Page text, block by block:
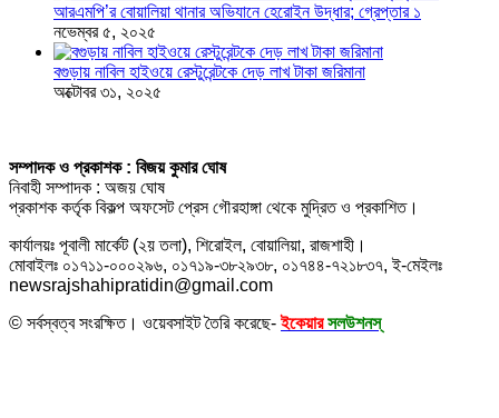
আরএমপি’র বোয়ালিয়া থানার অভিযানে হেরোইন উদ্ধার; গ্রেপ্তার ১
নভেম্বর ৫, ২০২৫
বগুড়ায় নাবিল হাইওয়ে রেস্টুরেন্টকে দেড় লাখ টাকা জরিমানা
অক্টোবর ৩১, ২০২৫
সম্পাদক ও প্রকাশক : বিজয় কুমার ঘোষ
নিবাহী সম্পাদক : অজয় ঘোষ
প্রকাশক কর্তৃক বিকল্প অফসেট প্রেস গৌরহাঙ্গা থেকে মুদ্রিত ও প্রকাশিত।
কার্যালয়ঃ পূবালী মার্কেট (২য় তলা), শিরোইল, বোয়ালিয়া, রাজশাহী।
মোবাইলঃ ০১৭১১-০০০২৯৬, ০১৭১৯-৩৮২৯৩৮, ০১৭৪৪-৭২১৮৩৭, ই-মেইলঃ
newsrajshahipratidin@gmail.com
© সর্বস্বত্ব সংরক্ষিত। ওয়েবসাইট তৈরি করেছে-ইকেয়ার সলউশনস্